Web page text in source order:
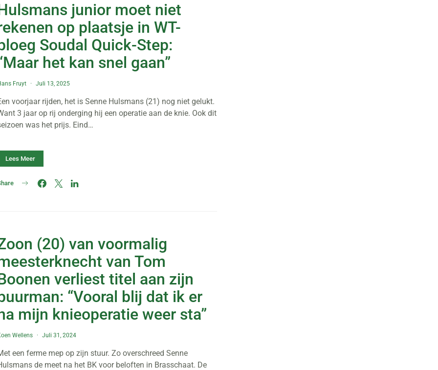
junior moet niet
op plaatsje in WT-
Soudal Quick-Step:
het kan snel gaan”
Fruyt Juli 13, 2025
voorjaar rijden, het is Senne Hulsmans (21) nog niet gelukt.
3 jaar op rij onderging hij een operatie aan de knie. Ook dit
was het prijs. Eind…
Lees Meer
(20) van voormalig
van Tom
verliest titel aan zijn
“Vooral blij dat ik er
mijn knieoperatie weer sta”
Wellens Juli 31, 2024
een ferme mep op zijn stuur. Zo overschreed Senne
de meet na het BK voor beloften in Brasschaat. De